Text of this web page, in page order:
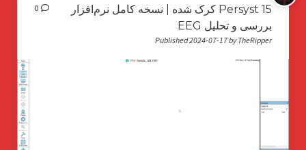
Persyst 15 کرک شده | نسخه کامل نرم‌افزار
بررسی و تحلیل EEG
Published 2024-07-17 by TheRipper
0